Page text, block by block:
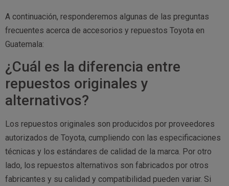
A continuación, responderemos algunas de las preguntas
frecuentes acerca de accesorios y repuestos Toyota en
Guatemala:
¿Cuál es la diferencia entre
repuestos originales y
alternativos?
Los repuestos originales son producidos por proveedores
autorizados de Toyota, cumpliendo con las especificaciones
técnicas y los estándares de calidad de la marca. Por otro
lado, los repuestos alternativos son fabricados por otros
fabricantes y su calidad y compatibilidad pueden variar. Si